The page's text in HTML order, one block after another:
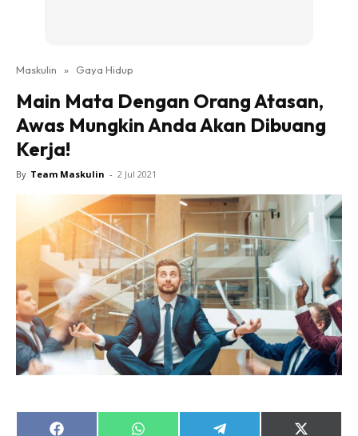
Maskulin » Gaya Hidup
Main Mata Dengan Orang Atasan,
Awas Mungkin Anda Akan Dibuang
Kerja!
By Team Maskulin - 2 Jul 2021